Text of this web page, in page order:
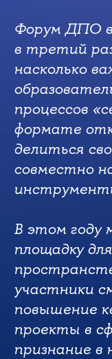
Форум ДПО в
в третий
насколько
процессов
формате
делиться
совместно
В этом году
площадку
участники
повышение
проекты в
признание в